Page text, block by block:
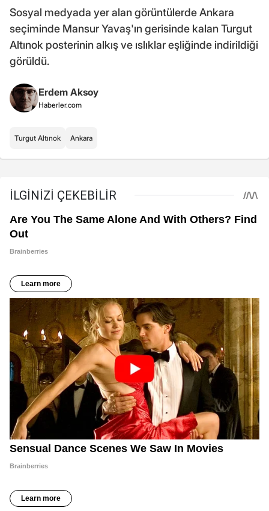
Sosyal medyada yer alan görüntülerde Ankara
seçiminde Mansur Yavaş'ın gerisinde kalan Turgut
Altınok posterinin alkış ve ıslıklar eşliğinde indirildiği
görüldü.
Erdem Aksoy
Haberler.com
Turgut Altınok Ankara